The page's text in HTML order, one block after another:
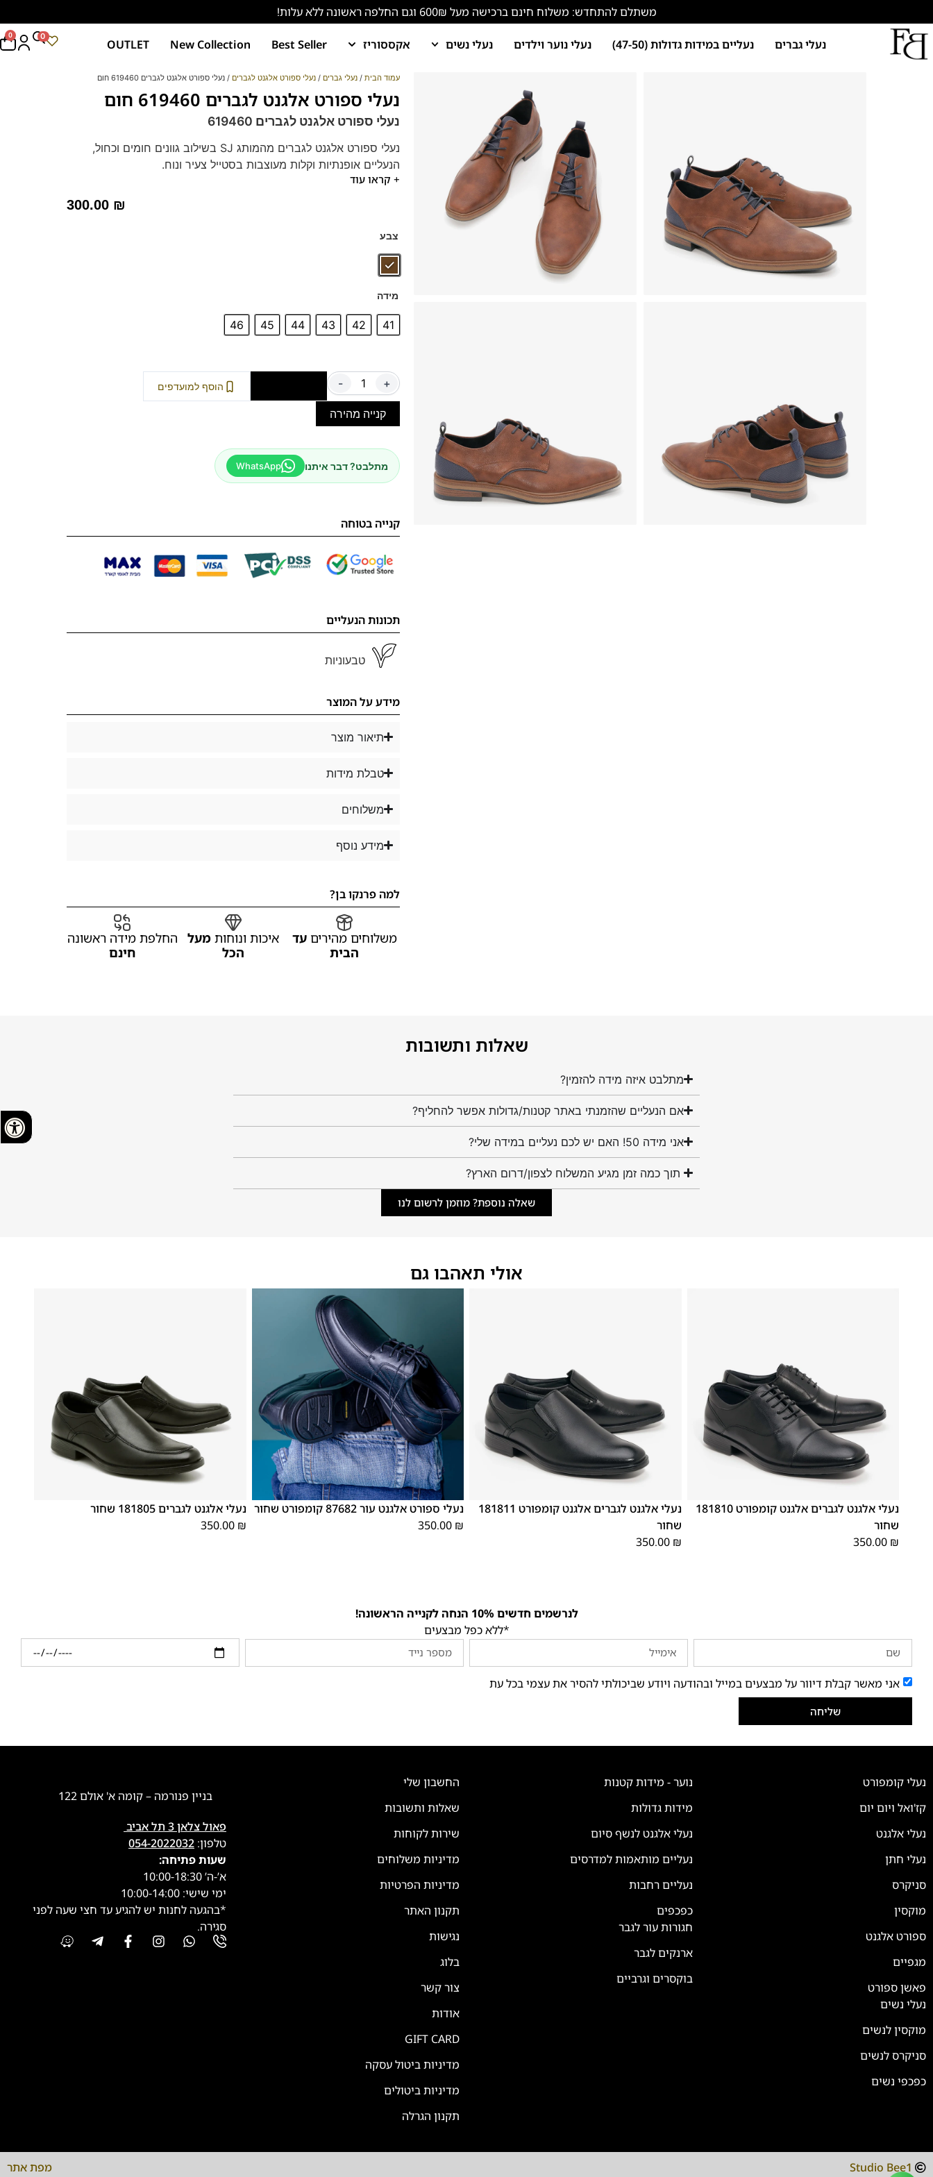
משתלם להתחדש: משלוח חינם ברכישה מעל 600₪ וגם החלפה ראשונה ללא עלות!
נעלי גברים נעליים במידות גדולות (47-50) נעלי נוער וילדים נעלי נשים אקססוריז Best Seller
New Collection
OUTLET
0 0
עמוד הבית / נעלי גברים / נעלי ספורט אלגנט לגברים / נעלי ספורט אלגנט לגברים 619460 חום
נעלי ספורט אלגנט לגברים 619460 חום
נעלי ספורט אלגנט לגברים 619460
נעלי ספורט אלגנט לגברים מהמותג SJ בשילוב גוונים חומים וכחול,
הנעליים אופנתיות וקלות מעוצבות בסטייל צעיר ונוח.
מתאימות למגוון סגנונות הלבוש.
*תיתכן סטייה של עד טון אחד בגוון הדגם.
+ קראו עוד
300.00 ₪
צבע
מידה
41
42
43
44
45
46
- + הוסף למועדפים
קנייה מהירה
מתלבט? דבר איתנו WhatsApp
קנייה בטוחה
תכונות הנעליים
טבעוניות
מידע על המוצר
תיאור מוצר
טבלת מידות
משלוחים
מידע נוסף
למה פרנקו בן?
משלוחים מהיריםעד
הבית
איכות ונוחות מעל
הכל
החלפת מידה ראשונה
חינם
שאלות ותשובות
מתלבט איזה מידה להזמין?
אם הנעליים שהזמנתי באתר קטנות/גדולות אפשר להחליף?
אני מידה 50! האם יש לכם נעליים במידה שלי?
תוך כמה זמן מגיע המשלוח לצפון/דרום הארץ?
שאלה נוספת? מוזמן לרשום לנו
אולי תאהבו גם
נעלי אלגנט לגברים אלגנט קומפורט 181810
שחור
350.00 ₪
נעלי אלגנט לגברים אלגנט קומפורט 181811
שחור
350.00 ₪
40
41
42
43
44
45
46
נעלי ספורט אלגנט עור 87682 קומפורט שחור
350.00 ₪
נעלי אלגנט לגברים 181805 שחור
350.00 ₪
לנרשמים חדשים 10% הנחה לקנייה הראשונה!
*ללא כפל מבצעים
אני מאשר קבלת דיוור על מבצעים במייל ובהודעה ויודע שביכולתי להסיר את עצמי בכל עת
שליחה
נעלי קומפורט
קז'ואל ויום יום
נעלי אלגנט
נעלי חתן
סניקרס
מוקסין
ספורט אלגנט
מגפיים
פאשן ספורט
נעלי נשים
מוקסין לנשים
סניקרס לנשים
כפכפי נשים
נוער - מידות קטנות
מידות גדולות
נעלי אלגנט לנשף סיום
נעליים מותאמות למדרסים
נעליים רחבות
כפכפים
חגורות עור לגבר
ארנקים לגבר
בוקסרים וגרביים
החשבון שלי
שאלות ותשובות
שירות לקוחות
מדיניות משלוחים
מדיניות הפרטיות
תקנון האתר
נגישות
בלוג
צור קשר
אודות
GIFT CARD
מדיניות ביטול עסקה
מדיניות ביטולים
תקנון הגרלה
בניין פנורמה – קומה א' אולם 122
פאול צלאן 3 תל אביב
טלפון: 054-2022032
שעות פתיחה:
א’-ה’ 10:00-18:30
ימי שישי: 10:00-14:00
*בהגעה לחנות יש להגיע עד חצי שעה לפני
סגירה.
Studio Bee1 מפת אתר
💬